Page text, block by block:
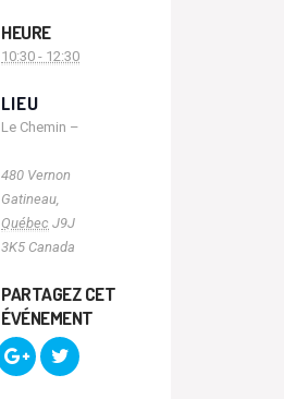
HEURE
10:30 - 12:30
LIEU
Le Chemin –
480 Vernon
Gatineau,
Québec J9J
3K5 Canada
PARTAGEZ CET
ÉVÉNEMENT